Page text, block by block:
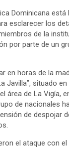
Dominicana está
esclarecer los
de la
por parte de un
en horas de la
Javilla”, situado
área de La Vigía,
de nacionales
de despojar
el ataque con el